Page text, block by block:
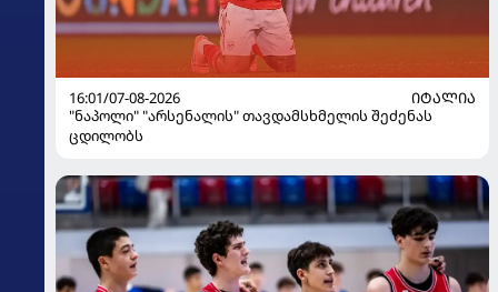
16:01/07-08-2026
ᲘᲢᲐᲚᲘᲐ
"ნაპოლი" "არსენალის" თავდამსხმელის შეძენას
ცდილობს